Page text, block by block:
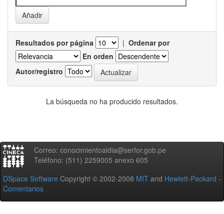
Resultados por página | Ordenar por
En orden
Autor/registro
La búsqueda no ha producido resultados.
Correo: conocimientoaldia@serfor.gob.pe
Teléfono: (511) 2259005 anexo 605
DSpace Software Copyright © 2002-2008 MIT and Hewlett-Packard -
Comentarios